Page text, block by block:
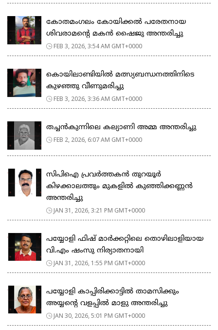
കോതമംഗലം കോയിക്കൽ പരേതനായ
ശിവരാമൻ്റെ മകൻ ഷൈജു അന്തരിച്ചു
FEB 3, 2026, 3:54 AM GMT+0000
കൊയിലാണ്ടിയില്‍ മത്സ്യബന്ധനത്തിനിടെ
കുഴഞ്ഞു വീണുമരിച്ചു
FEB 3, 2026, 3:36 AM GMT+0000
തച്ചൻകുന്നിലെ കല്യാണി അമ്മ അന്തരിച്ചു
FEB 2, 2026, 6:07 AM GMT+0000
സിപിഐ പ്രവർത്തകൻ തുറയൂർ
കിഴക്കാലത്തും മുകളിൽ കുഞ്ഞിക്കണ്ണൻ
അന്തരിച്ചു
JAN 31, 2026, 3:21 PM GMT+0000
പയ്യോളി ഫിഷ് മാർക്കറ്റിലെ തൊഴിലാളിയായ
വി.എം ഷംസു നിര്യാതനായി
JAN 31, 2026, 1:55 PM GMT+0000
പയ്യോളി കാപ്പിരിക്കാട്ടിൽ താമസിക്കും
അയ്യന്റെ വളപ്പിൽ മാളു അന്തരിച്ചു
JAN 30, 2026, 5:01 PM GMT+0000